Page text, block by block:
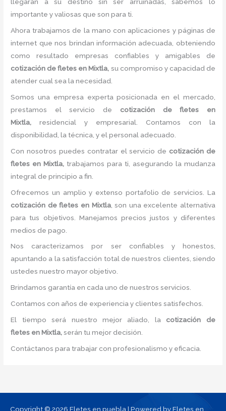
llegarán a su destino sin ser arruinadas, sabemos lo
importante y valiosas que son para ti.
Ahora trabajamos de la mano con aplicaciones y páginas de
internet que nos brindan información adecuada, obteniendo
como resultado empresas confiables y amigables de
cotización de fletes en Mixtla, su compromiso y capacidad de
atender cual sea la necesidad.
Somos una empresa experta posicionada en el mercado,
prestamos el servicio de cotización de fletes en
Mixtla, residencial y empresarial. Contamos con la
disponibilidad, la técnica, y el personal adecuado.
Con nosotros puedes contratar el servicio de cotización de
fletes en Mixtla, trabajamos para ti, asegurando la mudanza
integral de principio a fin.
Ofrecemos un amplio y extenso portafolio de servicios. La
cotización de fletes en Mixtla, son una excelente alternativa
para tus objetivos. Manejamos precios justos y diferentes
medios de pago.
Nos caracterizamos por ser confiables y honestos,
apuntando a la satisfacción total de nuestros clientes, siendo
ustedes nuestro mayor objetivo.
Brindamos garantía en cada uno de nuestros servicios.
Contamos con años de experiencia y clientes satisfechos.
El tiempo será nuestro mejor aliado, la cotización de
fletes en Mixtla,serán tu mejor decisión.
Contáctanos para trabajar con profesionalismo y eficacia.
Copyright © 2026 Fletes en puebla | Powered by Fletes en